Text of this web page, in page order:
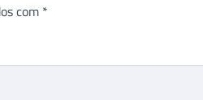
com *